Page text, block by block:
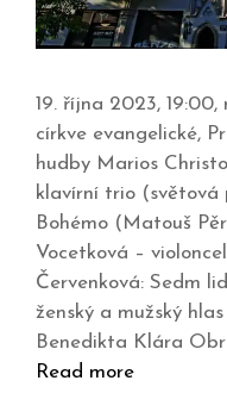
19. října 2023,
církve evangelické,
hudby Marios
klavírní trio
Bohémo (Matouš
Vocetková –
Červenková: Sedm
ženský a mužský
Benedikta Klára
Read more